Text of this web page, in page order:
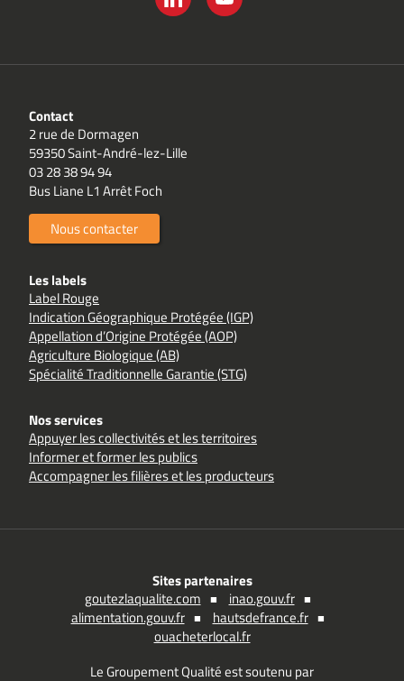
Contact
2 rue de Dormagen
59350 Saint-André-lez-Lille
03 28 38 94 94
Bus Liane L1 Arrêt Foch
Nous contacter
Les labels
Label Rouge
Indication Géographique Protégée (IGP)
Appellation d’Origine Protégée (AOP)
Agriculture Biologique (AB)
Spécialité Traditionnelle Garantie (STG)
Nos services
Appuyer les collectivités et les territoires
Informer et former les publics
Accompagner les filières et les producteurs
Sites partenaires
goutezlaqualite.com
inao.gouv.fr
alimentation.gouv.fr
hautsdefrance.fr
ouacheterlocal.fr
Le Groupement Qualité est soutenu par